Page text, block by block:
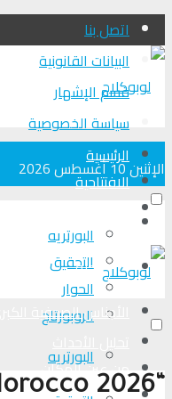
اتصل بنا
البيانات القانونية
قسم الإشهار
سياسة الخصوصية
الإثنين 10 أغسطس 2026الرئيسية
الافتتاحية
البورتريه
التحقیق
الحوار
الروبورتاج
من عين المكان
الرئيسية
الافتتاحية
الأجناس الصحفية الكبرى
البورتريه